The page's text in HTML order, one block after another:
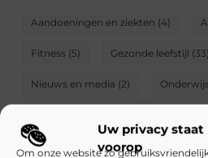
Uw privacy staat
voorop
Om onze website zo
Aandoeningen en ziekten (4)
Fitness (5) Gezonde leefstijl (33)
Nieuws en media (2)
Thuisgezondheid(4)